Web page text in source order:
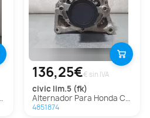
136,25€€ sin IVA
civic lim.5 (fk)
Alternador Para Honda Civic Lim.5
4851874